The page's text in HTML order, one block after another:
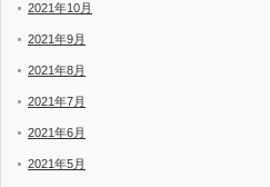
2021年10月
2021年9月
2021年8月
2021年7月
2021年6月
2021年5月